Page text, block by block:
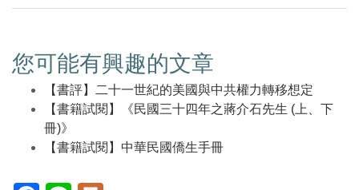
您可能有興趣的文章
【書評】二十一世紀的美國與中共權力轉移想定
【書籍試閱】《民國三十四年之蔣介石先生 (上、下
冊)》
【書籍試閱】中華民國僑生手冊